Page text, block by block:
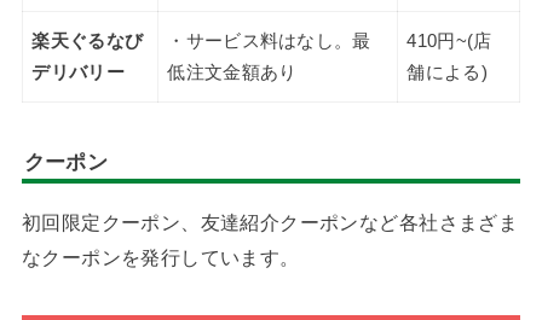
楽天ぐるなび
デリバリー
・サービス料はなし。最
低注文金額あり
410円~(店
舗による)
クーポン
初回限定クーポン、友達紹介クーポンなど各社さまざま
なクーポンを発行しています。